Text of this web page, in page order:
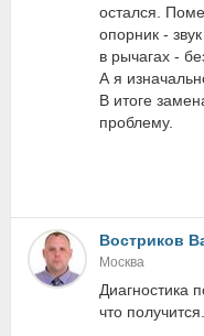
остался.
опорник -
в рычагах -
А я
В итоге
проблему.
Востриков
Москва
Диагностика
что получится...